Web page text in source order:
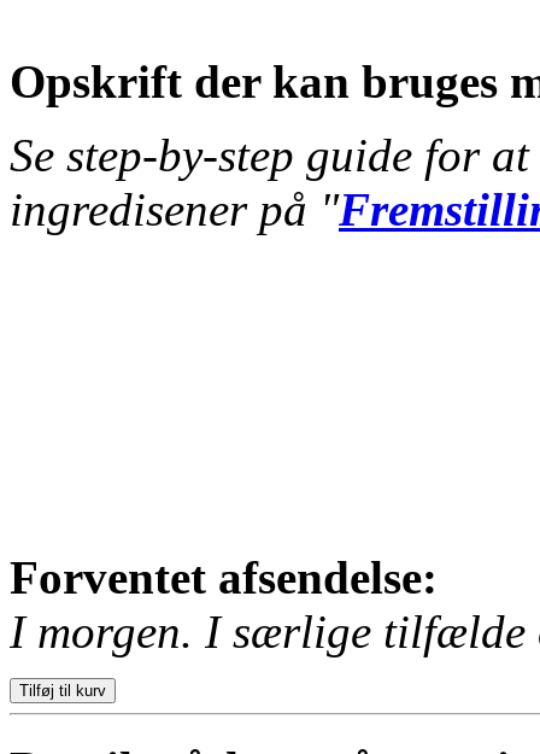
Opskrift der kan bruges
Se step-by-step guide for
ingredisener på "
Forventet afsendelse:
I morgen. I særlige tilfælde